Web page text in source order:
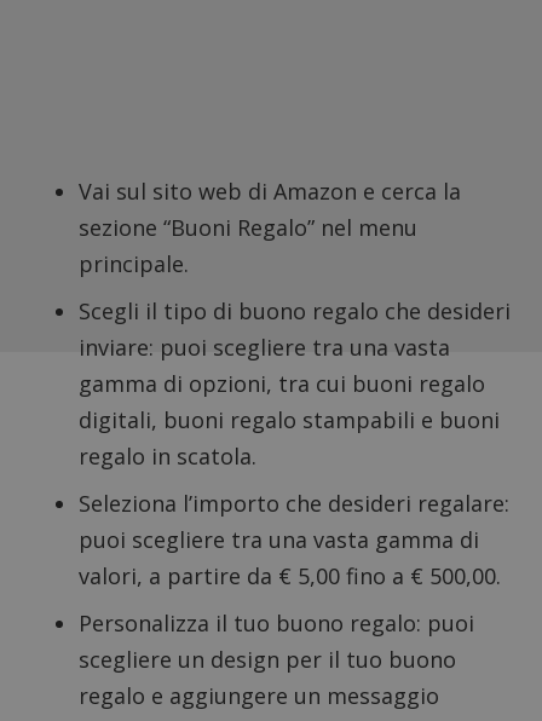
Vai sul sito web di Amazon e cerca la
sezione “Buoni Regalo” nel menu
principale.
Scegli il tipo di buono regalo che desideri
inviare: puoi scegliere tra una vasta
gamma di opzioni, tra cui buoni regalo
digitali, buoni regalo stampabili e buoni
regalo in scatola.
Seleziona l’importo che desideri regalare:
puoi scegliere tra una vasta gamma di
valori, a partire da € 5,00 fino a € 500,00.
Personalizza il tuo buono regalo: puoi
scegliere un design per il tuo buono
regalo e aggiungere un messaggio